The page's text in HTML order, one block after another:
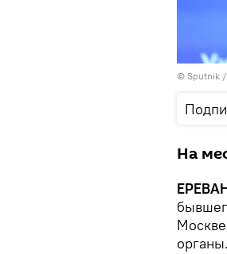
© Sputnik
На
органы.